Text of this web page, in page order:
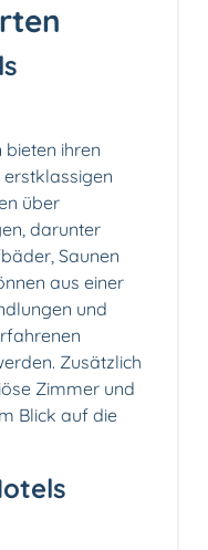
ihren
erstklassigen
über
darunter
Saunen
aus einer
und
Zusätzlich
Zimmer und
Blick auf die